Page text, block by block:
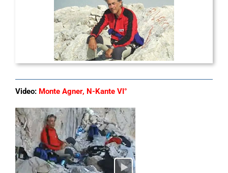
Video: Monte Agner, N-Kante VI°